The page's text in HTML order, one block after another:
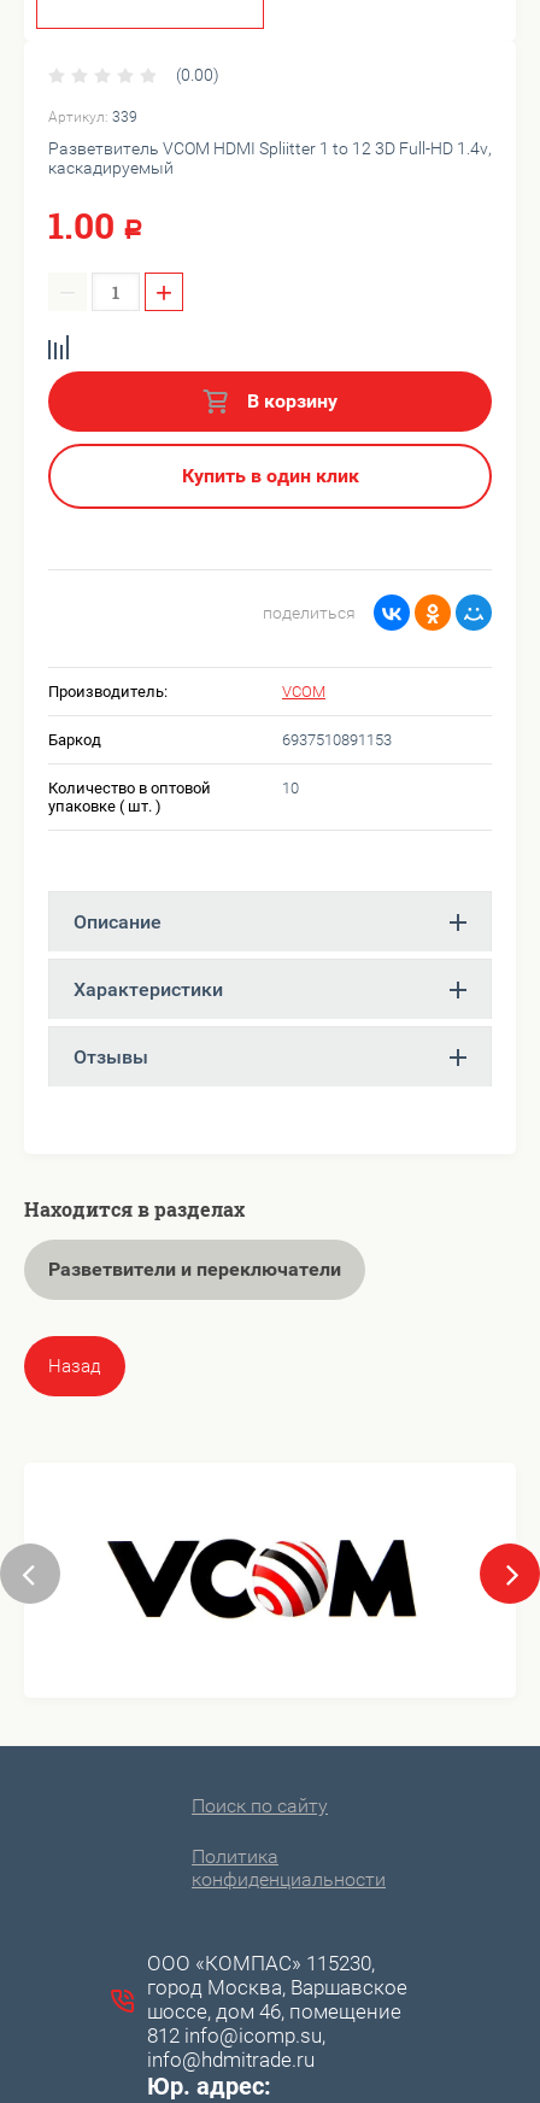
(0.00)
Артикул: 339
Разветвитель VCOM HDMI Spliitter 1 to 12 3D Full-HD 1.4v,
каскадируемый
1.00 Р
− +
В корзину
Купить в один клик
поделиться
Производитель: VCOM
Баркод 6937510891153
Количество в оптовой
упаковке ( шт. )
10
Описание
Характеристики
Отзывы
Находится в разделах
Разветвители и переключатели
Назад
Поиск по сайту
Политика
конфиденциальности
ООО «КОМПАС» 115230,
город Москва, Варшавское
шоссе, дом 46, помещение
812 info@icomp.su,
info@hdmitrade.ru
Юр. адрес: